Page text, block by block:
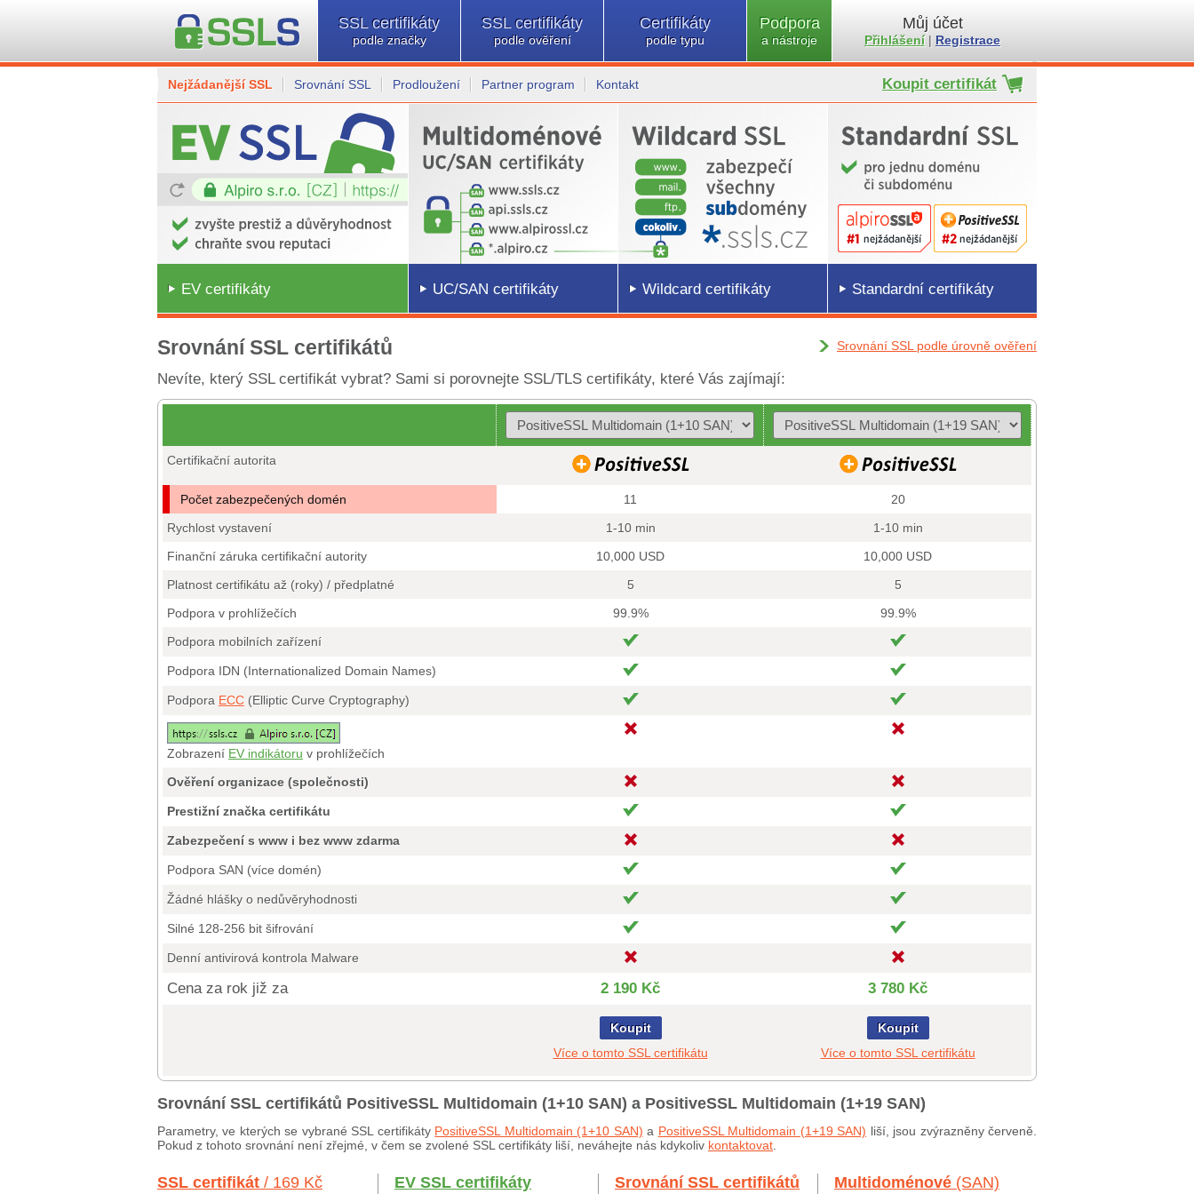
SSL certifikáty
podle značky
SSL certifikáty
podle ověření
Certifikáty
podle typu
Podpora
a nástroje
Můj účet
Přihlášení| Registrace
Nejžádanější SSL Srovnání SSL Prodloužení Partner program Kontakt Koupit certifikát
EV certifikáty UC/SAN certifikáty Wildcard certifikáty Standardní certifikáty
Srovnání SSL certifikátů Srovnání SSL podle úrovně ověření
Nevíte, který SSL certifikát vybrat? Sami si porovnejte SSL/TLS certifikáty, které Vás zajímají:
Certifikační autorita
Počet zabezpečených domén 11
20
Rychlost vystavení
1-10 min
1-10 min
Finanční záruka certifikační autority
10,000 USD
10,000 USD
Platnost certifikátu až (roky) / předplatné
5
5
Podpora v prohlížečích
99.9%
99.9%
Podpora mobilních zařízení
Podpora IDN (Internationalized Domain Names)
Podpora ECC (Elliptic Curve Cryptography)
Zobrazení EV indikátoru v prohlížečích
Ověření organizace (společnosti)
Prestižní značka certifikátu
Zabezpečení s www i bez www zdarma
Podpora SAN (více domén)
Žádné hlášky o nedůvěryhodnosti
Silné 128-256 bit šifrování
Denní antivirová kontrola Malware
Cena za rok již za 2 190 Kč 3 780 Kč
Koupit
Více o tomto SSL certifikátu
Koupit
Více o tomto SSL certifikátu
Srovnání SSL certifikátů PositiveSSL Multidomain (1+10 SAN) a PositiveSSL Multidomain (1+19 SAN)
Parametry, ve kterých se vybrané SSL certifikáty PositiveSSL Multidomain (1+10 SAN) a PositiveSSL Multidomain (1+19 SAN) liší, jsou zvýrazněny červeně.
Pokud z tohoto srovnání není zřejmé, v čem se zvolené SSL certifikáty liší, neváhejte nás kdykoliv kontaktovat
SSL certifikát / 169 Kč EV SSL certifikáty Srovnání SSL certifikátů Multidoménové (SAN)